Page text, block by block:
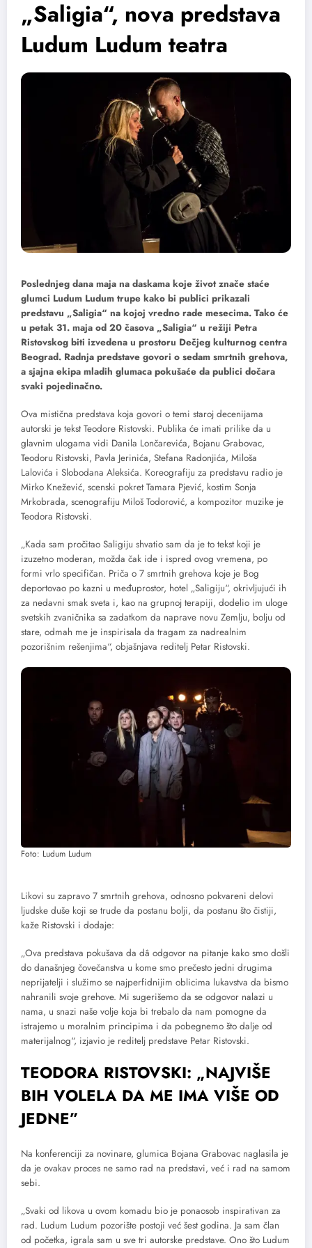
„Saligia“, nova predstava
Ludum Ludum teatra
Poslednjeg dana maja na daskama koje život znače staće
glumci Ludum Ludum trupe kako bi publici prikazali
predstavu „Saligia“ na kojoj vredno rade mesecima. Tako će
u petak 31. maja od 20 časova „Saligia“ u režiji Petra
Ristovskog biti izvedena u prostoru Dečjeg kulturnog centra
Beograd. Radnja predstave govori o sedam smrtnih grehova,
a sjajna ekipa mladih glumaca pokušaće da publici dočara
svaki pojedinačno.
Ova mistična predstava koja govori o temi staroj decenijama
autorski je tekst Teodore Ristovski. Publika će imati prilike da u
glavnim ulogama vidi Danila Lončarevića, Bojanu Grabovac,
Teodoru Ristovski, Pavla Jerinića, Stefana Radonjića, Miloša
Lalovića i Slobodana Aleksića. Koreografiju za predstavu radio je
Mirko Knežević, scenski pokret Tamara Pjević, kostim Sonja
Mrkobrada, scenografiju Miloš Todorović, a kompozitor muzike je
Teodora Ristovski.
„Kada sam pročitao Saligiju shvatio sam da je to tekst koji je
izuzetno moderan, možda čak ide i ispred ovog vremena, po
formi vrlo specifičan. Priča o 7 smrtnih grehova koje je Bog
deportovao po kazni u međuprostor, hotel „Saligiju“, okrivljujući ih
za nedavni smak sveta i, kao na grupnoj terapiji, dodelio im uloge
svetskih zvaničnika sa zadatkom da naprave novu Zemlju, bolju od
stare, odmah me je inspirisala da tragam za nadrealnim
pozorišnim rešenjima“, objašnjava reditelj Petar Ristovski.
Foto: Ludum Ludum
Likovi su zapravo 7 smrtnih grehova, odnosno pokvareni delovi
ljudske duše koji se trude da postanu bolji, da postanu što čistiji,
kaže Ristovski i dodaje:
„Ova predstava pokušava da dâ odgovor na pitanje kako smo došli
do današnjeg čovečanstva u kome smo prečesto jedni drugima
neprijatelji i služimo se najperfidnijim oblicima lukavstva da bismo
nahranili svoje grehove. Mi sugerišemo da se odgovor nalazi u
nama, u snazi naše volje koja bi trebalo da nam pomogne da
istrajemo u moralnim principima i da pobegnemo što dalje od
materijalnog“, izjavio je reditelj predstave Petar Ristovski.
TEODORA RISTOVSKI: „NAJVIŠE
BIH VOLELA DA ME IMA VIŠE OD
JEDNE”
Na konferenciji za novinare, glumica Bojana Grabovac naglasila je
da je ovakav proces ne samo rad na predstavi, već i rad na samom
sebi.
„Svaki od likova u ovom komadu bio je ponaosob inspirativan za
rad. Ludum Ludum pozorište postoji već šest godina. Ja sam član
od početka, igrala sam u sve tri autorske predstave. Ono što Ludum